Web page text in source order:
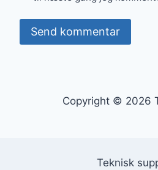
Copyright © 2026
Teknisk